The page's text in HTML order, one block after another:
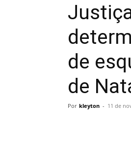
de
de
Por kleyton - 11 de